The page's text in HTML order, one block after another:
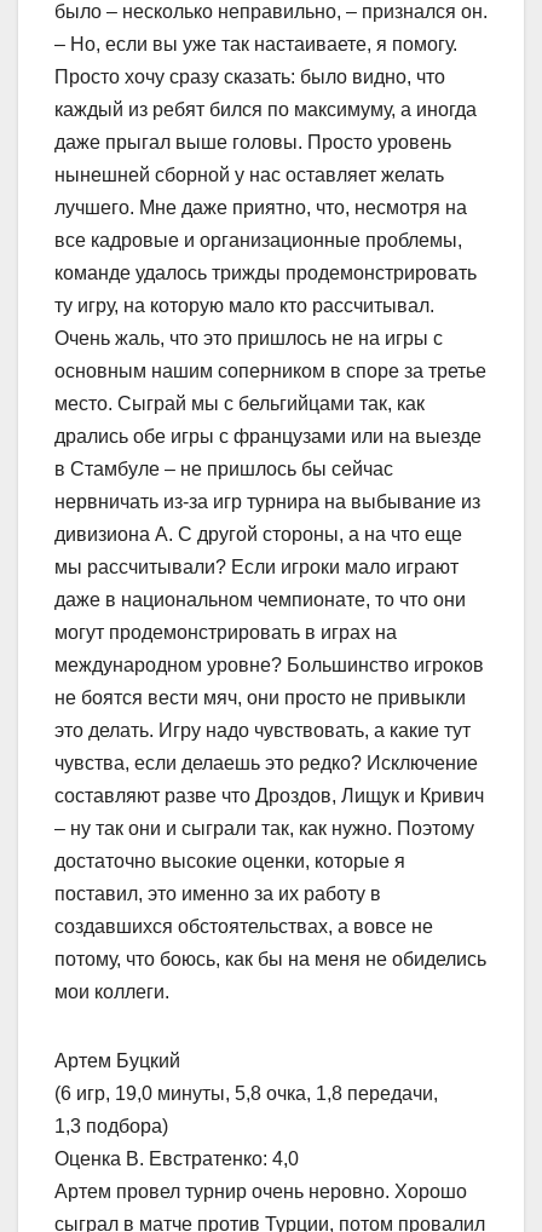
было – несколько неправильно, – признался он.
– Но, если вы уже так настаиваете, я помогу.
Просто хочу сразу сказать: было видно, что
каждый из ребят бился по максимуму, а иногда
даже прыгал выше головы. Просто уровень
нынешней сборной у нас оставляет желать
лучшего. Мне даже приятно, что, несмотря на
все кадровые и организационные проблемы,
команде удалось трижды продемонстрировать
ту игру, на которую мало кто рассчитывал.
Очень жаль, что это пришлось не на игры с
основным нашим соперником в споре за третье
место. Сыграй мы с бельгийцами так, как
дрались обе игры с французами или на выезде
в Стамбуле – не пришлось бы сейчас
нервничать из-за игр турнира на выбывание из
дивизиона А. С другой стороны, а на что еще
мы рассчитывали? Если игроки мало играют
даже в национальном чемпионате, то что они
могут продемонстрировать в играх на
международном уровне? Большинство игроков
не боятся вести мяч, они просто не привыкли
это делать. Игру надо чувствовать, а какие тут
чувства, если делаешь это редко? Исключение
составляют разве что Дроздов, Лищук и Кривич
– ну так они и сыграли так, как нужно. Поэтому
достаточно высокие оценки, которые я
поставил, это именно за их работу в
создавшихся обстоятельствах, а вовсе не
потому, что боюсь, как бы на меня не обиделись
мои коллеги.
Артем Буцкий
(6 игр, 19,0 минуты, 5,8 очка, 1,8 передачи,
1,3 подбора)
Оценка В. Евстратенко: 4,0
Артем провел турнир очень неровно. Хорошо
сыграл в матче против Турции, потом провалил